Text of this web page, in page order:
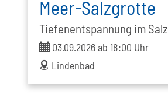
Meer-Salzgrotte
Tiefenentspannung im Salz
ticket
03.09.2026 ab 18:00 Uhr
address
Lindenbad